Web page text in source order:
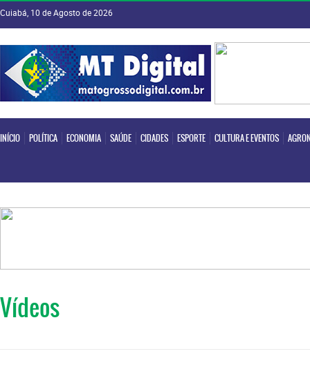
Cuiabá, 10 de Agosto de 2026
INÍCIO POLÍTICA ECONOMIA SAÚDE CIDADES ESPORTE CULTURA E EVENTOS
INÍCIO POLÍTICA ECONOMIA SAÚDE
Vídeos